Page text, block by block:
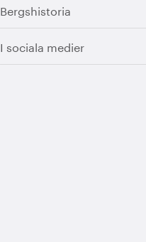
Bergshistoria
I sociala medier